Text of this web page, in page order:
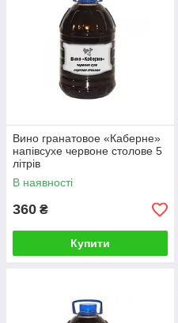
Вино гранатовое «Каберне»
напівсухе червоне столове 5
літрів
В наявності
360 ₴
Купити